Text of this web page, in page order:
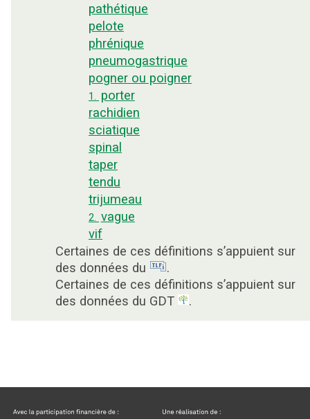
pathétique
pelote
phrénique
pneumogastrique
pogner ou poigner
1.
porter
rachidien
sciatique
spinal
taper
tendu
trijumeau
2.
vague
vif
Certaines de ces définitions s’appuient sur
des données du
.
Certaines de ces définitions s’appuient sur
des données du GDT
.